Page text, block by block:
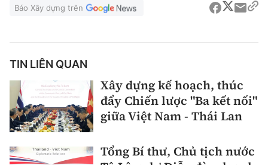
Báo Xây dựng trên
TIN LIÊN QUAN
Xây dựng kế hoạch, thúc
đẩy Chiến lược "Ba kết nối"
giữa Việt Nam - Thái Lan
Tổng Bí thư, Chủ tịch nước